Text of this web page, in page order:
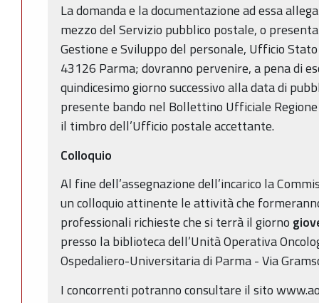
La domanda e la documentazione ad essa
mezzo del Servizio pubblico postale, o
Gestione e Sviluppo del personale, Ufficio
43126 Parma; dovranno pervenire, a pena di
quindicesimo giorno successivo alla data di
presente bando nel Bollettino Ufficiale
il timbro dell’Ufficio postale accettante.
Colloquio
Al fine dell’assegnazione dell’incarico la
un colloquio attinente le attività che
professionali richieste che si terrà il giorno
presso la biblioteca dell’Unità Operativa
Ospedaliero-Universitaria di Parma - Via
I concorrenti potranno consultare il sito